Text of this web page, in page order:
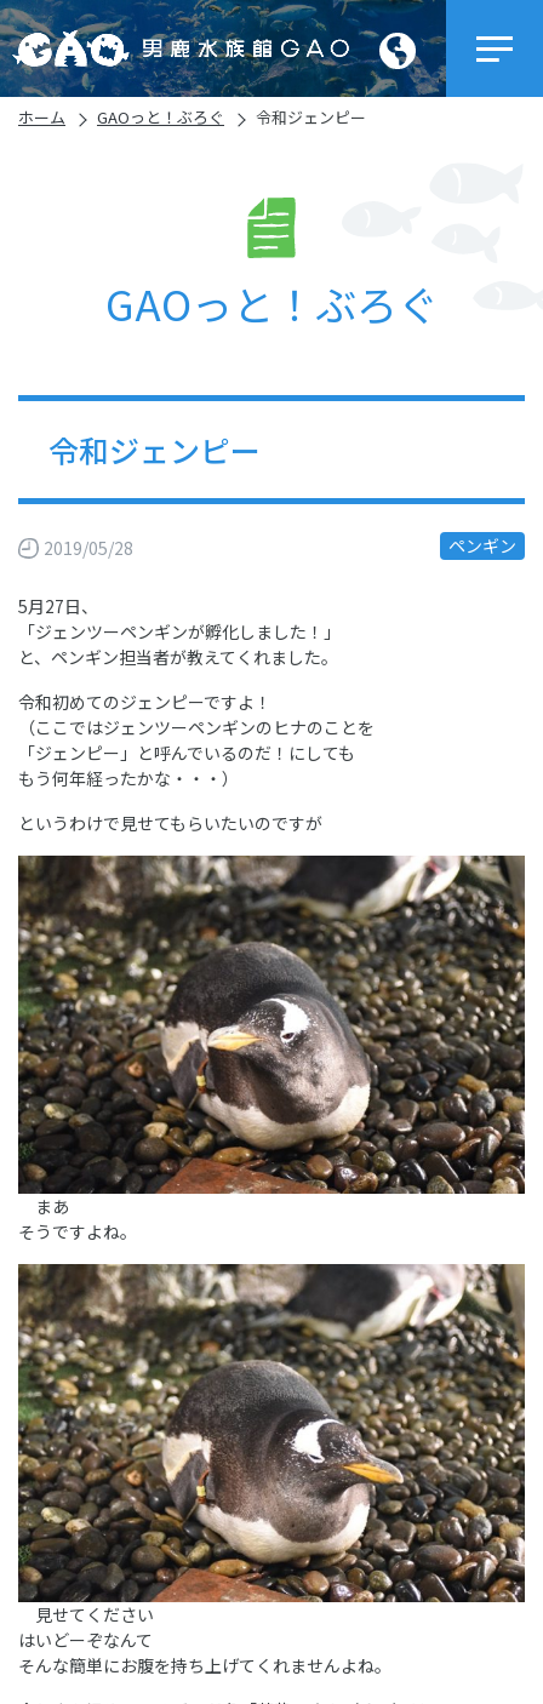
ホーム GAOっと！ぶろぐ 令和ジェンピー
GAOっと！ぶろぐ
令和ジェンピー
2019/05/28 ペンギン
5月27日、
「ジェンツーペンギンが孵化しました！」
と、ペンギン担当者が教えてくれました。
令和初めてのジェンピーですよ！
（ここではジェンツーペンギンのヒナのことを
「ジェンピー」と呼んでいるのだ！にしても
もう何年経ったかな・・・）
というわけで見せてもらいたいのですが
まあ
そうですよね。
見せてください
はいどーぞなんて
そんな簡単にお腹を持ち上げてくれませんよね。